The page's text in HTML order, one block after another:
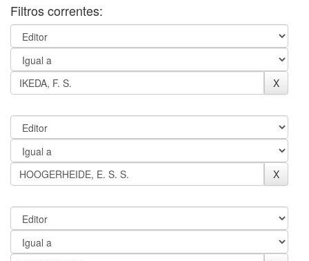
Filtros correntes: